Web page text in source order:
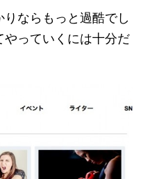
ならもっと過酷でし
やっていくには十分だ